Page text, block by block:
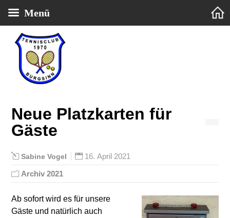
Neue Platzkarten für
Gäste
Sabine Vogel
16. April 2021
Archiv 2021
Ab sofort wird es für unsere
Gäste und natürlich auch
Menü